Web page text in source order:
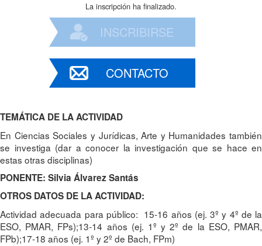
La inscripción ha finalizado.
INSCRIBIRSE
CONTACTO
TEMÁTICA DE LA ACTIVIDAD
En Ciencias Sociales y Jurídicas, Arte y Humanidades también
se investiga (dar a conocer la investigación que se hace en
estas otras disciplinas)
PONENTE: Silvia Álvarez Santás
OTROS DATOS DE LA ACTIVIDAD:
Actividad adecuada para público: 15-16 años (ej. 3º y 4º de la
ESO, PMAR, FPs);13-14 años (ej. 1º y 2º de la ESO, PMAR,
FPb);17-18 años (ej. 1º y 2º de Bach, FPm)